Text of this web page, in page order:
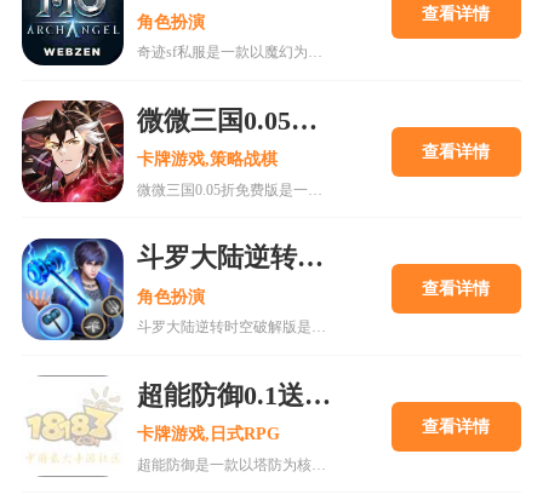
角色扮演
奇迹sf私服是一款以魔幻为背景的角色扮演游戏，玩法简单易上手，支持战场与野外挂机，玩家可自由走位、击杀对手获取装备。游戏拥有丰富的角色选择和多样化的战斗模式，如军团领地争夺和地下探险。同时，游戏画面精美，技能特效华丽，提供极致视觉体验。此外，免费转职、神装掉落及丰厚奖励机制，让玩家享受畅快游戏乐趣，是一款值得尝试的魔幻类手游。
查看详情
微微三国0.05折免费版
卡牌游戏,策略战棋 查看详情
斗罗大陆逆转时空破解版
角色扮演
斗罗大陆逆转时空破解版是一款基于热门国漫IP改编的卡牌RPG手游，以其精美的3D建模和高度还原的原著剧情吸引了大量玩家。游戏以“时空逆转”为核心创意，允许玩家探索星斗大森林、杀戮之都等经典场景，体验唐三、小舞等角色的传奇故事。与官方版本不同，斗罗大陆逆转时空破解版通过数据修改提供了无限资源支持，包括钻石、魂晶等关键货币，以及内置菜单优化战斗效率，使玩家能够跳过繁琐的养成阶段，直接体验高燃战斗与顶级内容。这种版本虽降低了游戏门槛，但也可能影响长期游玩热情，更适合作为快速体验剧情和角色的辅助工具。游戏融合了策
查看详情
超能防御0.1送千抽满星SS手游
卡牌游戏,日式RPG 查看详情